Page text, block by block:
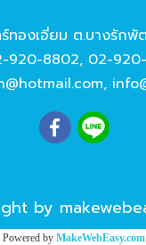
องเอี่ยม ต.บางรักพั
920-8802, 02-
,
by
Powered by MakeWebEasy.com